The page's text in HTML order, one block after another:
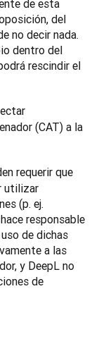
de esta
del
no decir nada.
dentro del
rescindir el
(CAT) a la
requerir que
utilizar
(p. ej.
responsable
de dichas
a las
y DeepL no
de